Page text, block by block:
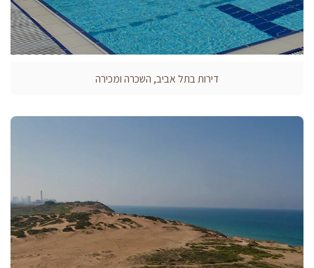
דירות בתל אביב, השכרה ומכירה